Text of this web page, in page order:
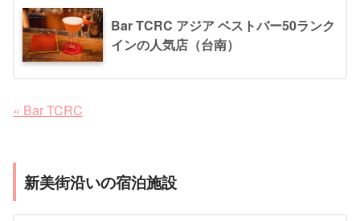
Bar TCRC アジア ベストバー50ランク
インの人気店（台南）
» Bar TCRC
新美街沿いの宿泊施設